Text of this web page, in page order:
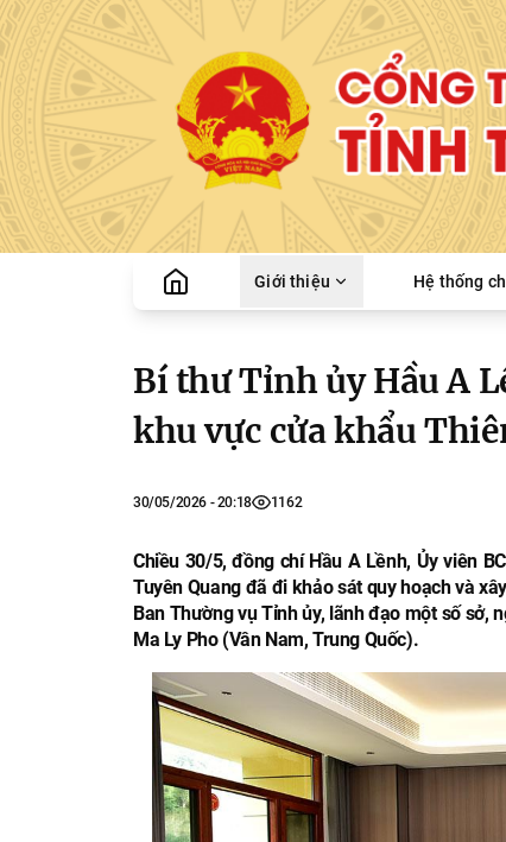
Giới thiệu Hệ thống
Bí thư Tỉnh ủy Hầu A
khu vực cửa khẩu
30/05/2026 - 20:18 1162
Chiều 30/5, đồng chí Hầu A Lềnh, Ủy viên
Tuyên Quang đã đi khảo sát quy hoạch và
Ban Thường vụ Tỉnh ủy, lãnh đạo một số sở,
Ma Ly Pho (Vân Nam, Trung Quốc).